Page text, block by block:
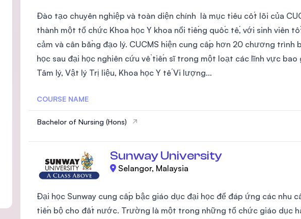
Asia School of Business (ASB)
MBA by Central Bank of Malaysia in
the Massachusetts Institute of Technology (MIT)
SEGi University Kota Damansara
Management and Science University (MSU)
Đào tạo chuyên nghiệp và toàn diện chính là mục tiêu cốt lõi của
thành một tổ chức Khoa học Y khoa nổi tiếng quốc tế, với sinh viên
cảm và cân bằng đạo lý. CUCMS hiện cung cấp hơn 20 chương
học sau đại học nghiên cứu về tiến sĩ trong một loạt các lĩnh vực bao
Tâm lý, Vật lý Trị liệu, Khoa học Y tế Vi lượng...
COURSE NAME
Bachelor of Nursing (Hons)
Sunway University
Selangor, Malaysia
Đại học Sunway cung cấp bậc giáo dục đại học để đáp ứng các nhu
tiến bộ cho đất nước. Trường là một trong những tổ chức giáo dục